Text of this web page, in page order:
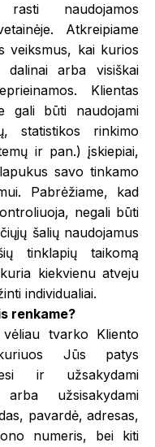
naudojamos
Atkreipiame
veiksmus, kai kurios
dalinai arba visiškai
Klientas
gali būti naudojami
statistikos rinkimo
ir pan.) įskiepiai,
savo tinkamo
Pabrėžiame, kad
negali būti
šalių naudojamus
tinklapių taikomą
kiekvienu atveju
individualiai.
renkame?
tvarko Kliento
Jūs patys
ir užsakydami
užsisakydami
pavardė, adresas,
numeris, bei kiti